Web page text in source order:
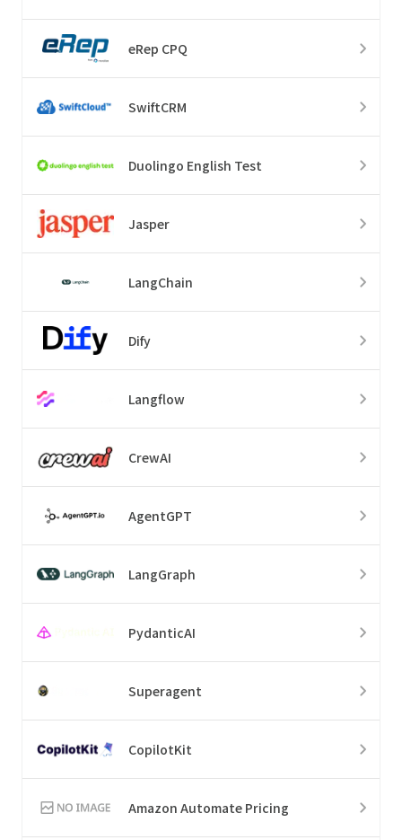
eRep CPQ
SwiftCRM
Duolingo English Test
Jasper
LangChain
Dify
Langflow
CrewAI
AgentGPT
LangGraph
PydanticAI
Superagent
CopilotKit
Amazon Automate Pricing